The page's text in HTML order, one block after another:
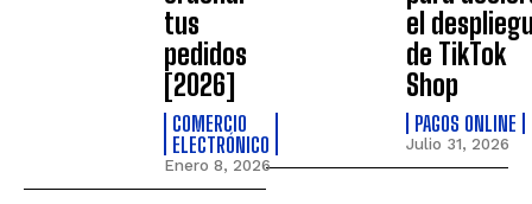
tus
pedidos
[2026]
COMERCIO
ELECTRÓNICO
Enero 8, 2026
el
de TikTok
Shop
PAGOS ONLINE
Julio 31, 2026